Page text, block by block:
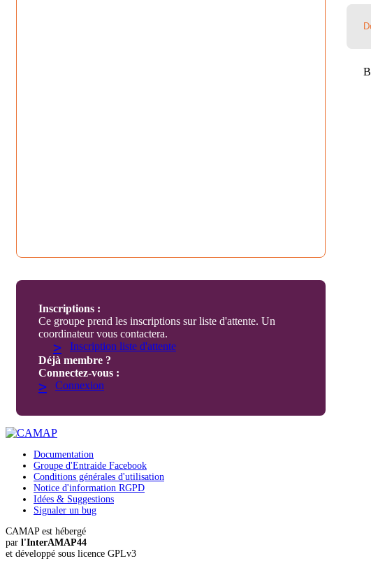
Inscriptions :
Ce groupe prend les inscriptions sur liste d'attente. Un
coordinateur vous contactera.
>
Inscription liste d'attente
Déjà membre ?
Connectez-vous :
> Connexion
Documentation
Groupe d'Entraide Facebook
Conditions générales d'utilisation
Notice d'information RGPD
Idées & Suggestions
Signaler un bug
CAMAP est hébergé
par l'InterAMAP44
et développé sous licence GPLv3